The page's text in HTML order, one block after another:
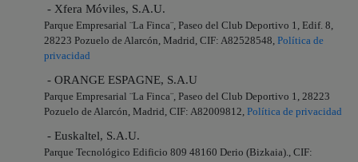
- Xfera Móviles, S.A.U.
Parque Empresarial ¨La Finca¨, Paseo del Club Deportivo 1, Edif. 8,
28223 Pozuelo de Alarcón, Madrid, CIF: A82528548, Política de
privacidad
- ORANGE ESPAGNE, S.A.U
Parque Empresarial ¨La Finca¨, Paseo del Club Deportivo 1, 28223
Pozuelo de Alarcón, Madrid, CIF: A82009812, Política de privacidad
- Euskaltel, S.A.U.
Parque Tecnológico Edificio 809 48160 Derio (Bizkaia)., CIF: